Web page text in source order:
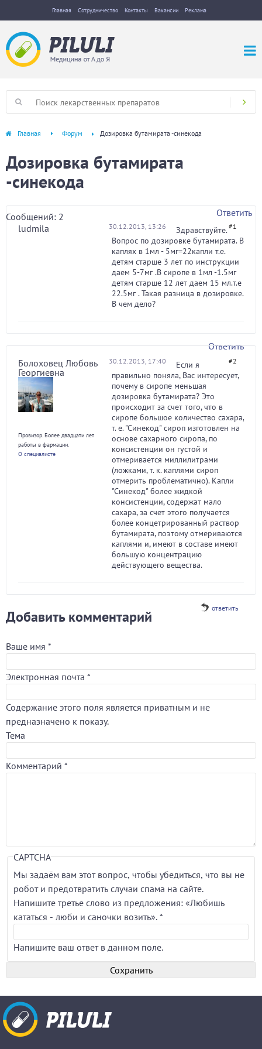
Главная Сотрудничество Контакты Вакансии Реклама
Главная Форум Дозировка бутамирата -синекода
Дозировка бутамирата
-синекода
Сообщений: 2
Ответить
ludmila_
30.12.2013, 13:26 #1
Здравствуйте.
Вопрос по дозировке бутамирата. В
каплях в 1мл - 5мг=22капли т.е.
детям старше 3 лет по инструкции
даем 5-7мг .В сиропе в 1мл -1.5мг
детям старше 12 лет даем 15 мл.т.е
22.5мг . Такая разница в дозировке.
В чем дело?
Ответить
Болоховец Любовь
Георгиевна
Провизор. Более двадцати лет
работы в фармации.
О специалисте
30.12.2013, 17:40 #2
Если я
правильно поняла, Вас интересует,
почему в сиропе меньшая
дозировка бутамирата? Это
происходит за счет того, что в
сиропе большое количество сахара,
т. е. "Синекод" сироп изготовлен на
основе сахарного сиропа, по
консистенции он густой и
отмеривается миллилитрами
(ложками, т. к. каплями сироп
отмерить проблематично). Капли
"Синекод" более жидкой
консистенции, содержат мало
сахара, за счет этого получается
более концетрированный раствор
бутамирата, поэтому отмериваются
каплями и, имеют в составе имеют
большую концентрацию
действующего вещества.
ответить
Добавить комментарий
Ваше имя *
Электронная почта *
Содержание этого поля является приватным и не
предназначено к показу.
Тема
Комментарий *
CAPTCHA
Мы задаём вам этот вопрос, чтобы убедиться, что вы не
робот и предотвратить случаи спама на сайте.
Напишите третье слово из предложения: «Любишь
кататься - люби и саночки возить». *
Напишите ваш ответ в данном поле.